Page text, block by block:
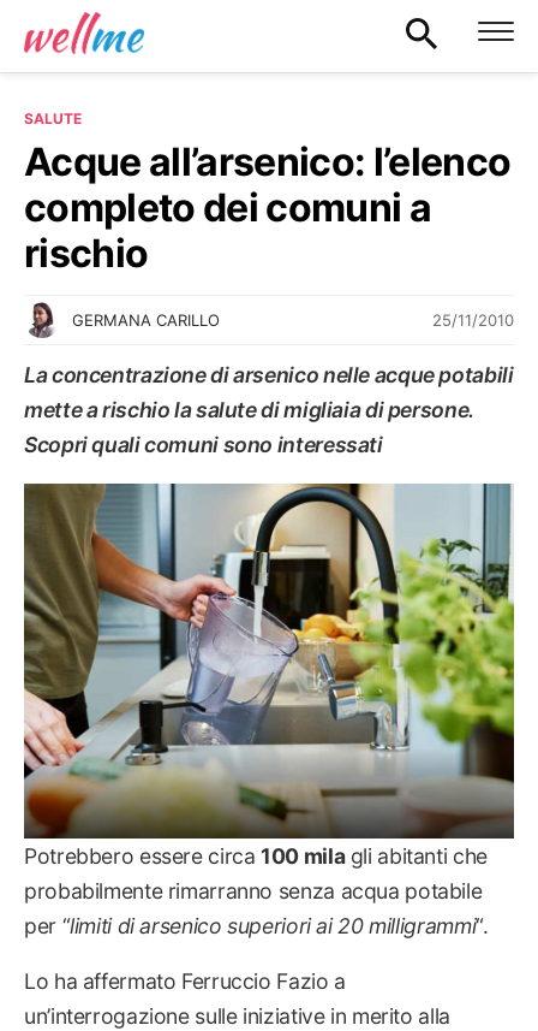
SALUTE
Acque all’arsenico: l’elenco
completo dei comuni a
rischio
GERMANA CARILLO 25/11/2010
La concentrazione di arsenico nelle acque potabili
mette a rischio la salute di migliaia di persone.
Scopri quali comuni sono interessati
SALUTE
Potrebbero essere circa 100 milagli abitanti che
probabilmente rimarranno senza acqua potabile
per “limiti di arsenico superiori ai 20 milligrammi“.
Lo ha affermato Ferruccio Fazio a
un’interrogazione sulle iniziative in merito alla